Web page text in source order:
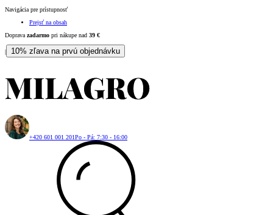
Navigácia pre prístupnosť
Prejsť na obsah
Doprava zadarmo pri nákupe nad 39 €
| 10% zľava na prvú objednávku
+420 601 001 201Po - Pá: 7:30 - 16:00